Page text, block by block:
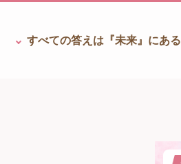
すべての答えは 『未来』にある